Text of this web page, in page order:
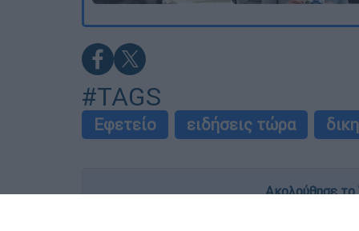
#TAGS
Εφετείο ειδήσεις τώρα
Ακολούθησε το